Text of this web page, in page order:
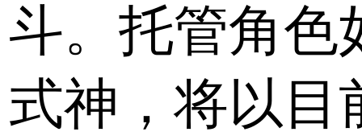
斗。托管角色
式神，将以目